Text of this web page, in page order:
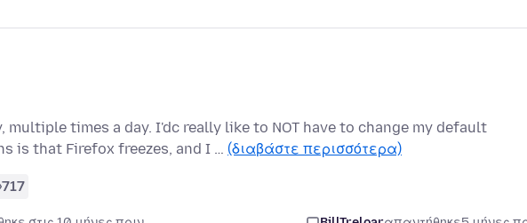
multiple times a day. I'dc really like to NOT have to change my default
is that Firefox freezes, and I … (διαβάστε περισσότερα)
717